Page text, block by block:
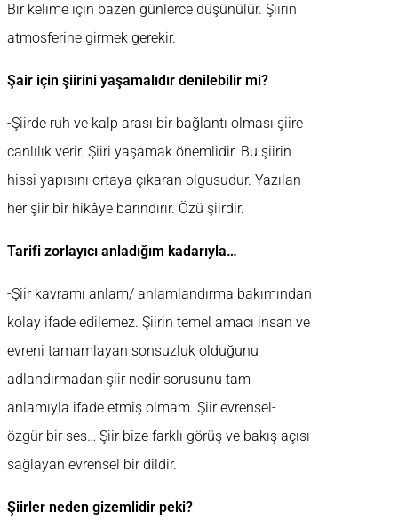
Bir kelime için bazen günlerce düşünülür. Şiirin
atmosferine girmek gerekir.
Şair için şiirini yaşamalıdır denilebilir mi?
-Şiirde ruh ve kalp arası bir bağlantı olması şiire
canlılık verir. Şiiri yaşamak önemlidir. Bu şiirin
hissi yapısını ortaya çıkaran olgusudur. Yazılan
her şiir bir hikâye barındırır. Özü şiirdir.
Tarifi zorlayıcı anladığım kadarıyla…
-Şiir kavramı anlam/ anlamlandırma bakımından
kolay ifade edilemez. Şiirin temel amacı insan ve
evreni tamamlayan sonsuzluk olduğunu
adlandırmadan şiir nedir sorusunu tam
anlamıyla ifade etmiş olmam. Şiir evrensel-
özgür bir ses… Şiir bize farklı görüş ve bakış açısı
sağlayan evrensel bir dildir.
Şiirler neden gizemlidir peki?